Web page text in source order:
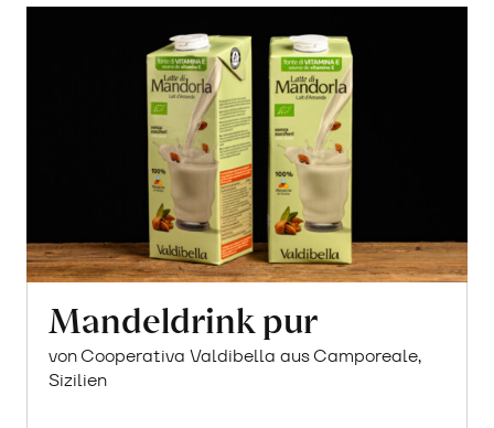
Mandeldrink pur
von Cooperativa Valdibella aus Camporeale,
Sizilien